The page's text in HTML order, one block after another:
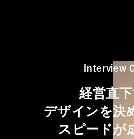
Interview
経営直
デザインを決
スピードが